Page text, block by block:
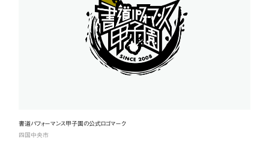
書道パフォーマンス甲子園の公式ロゴマーク
四国中央市